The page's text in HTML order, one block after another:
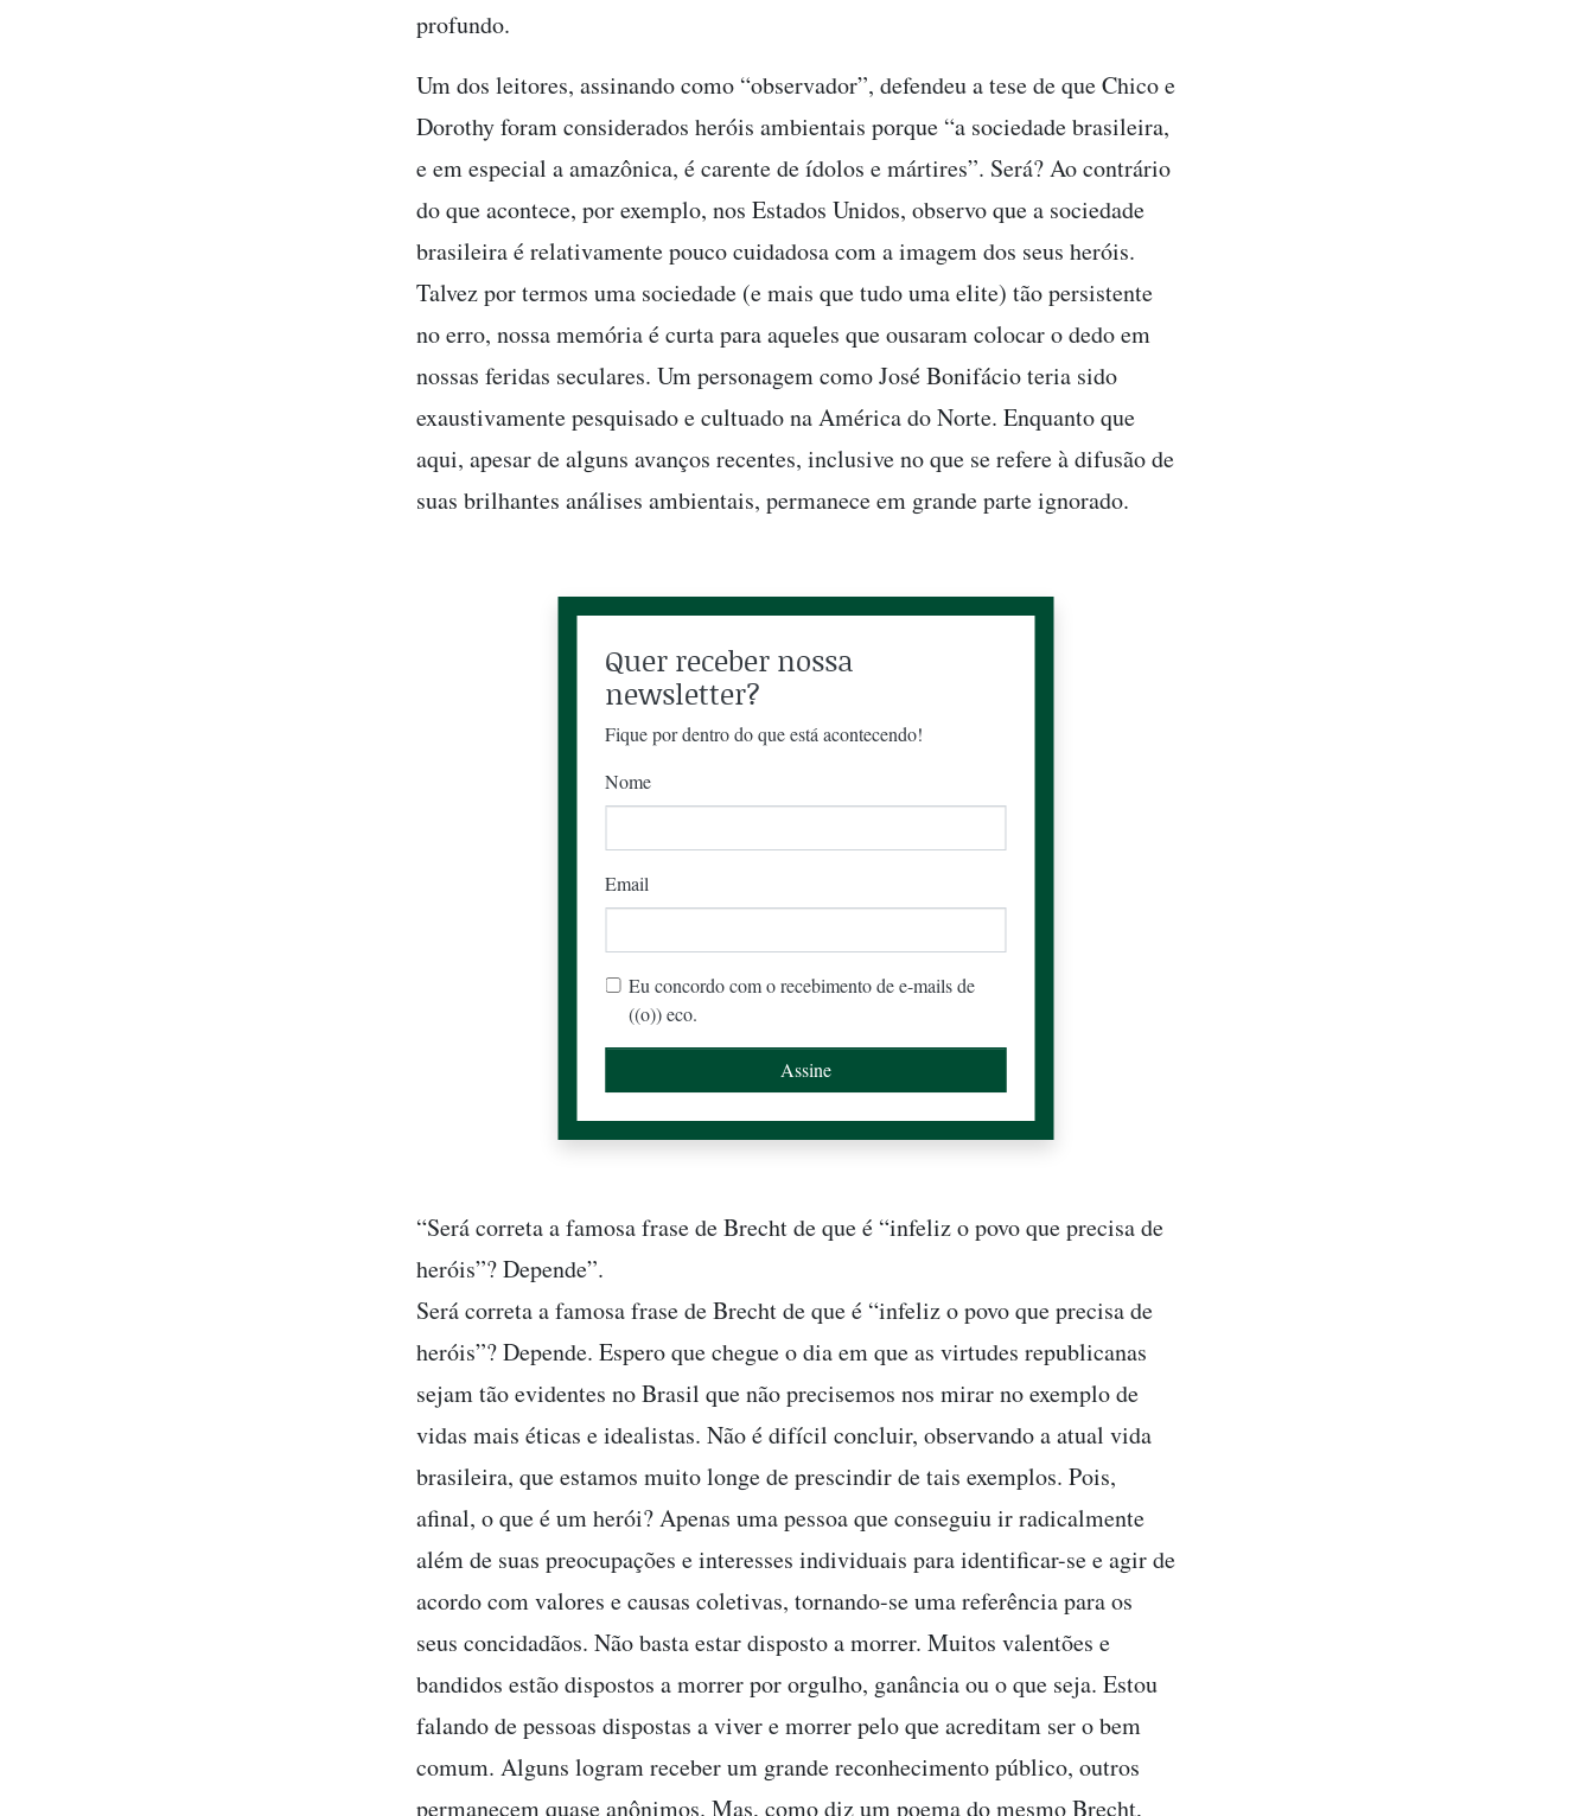
profundo.
Um dos leitores, assinando como “observador”, defendeu a tese de que Chico e
Dorothy foram considerados heróis ambientais porque “a sociedade brasileira,
e em especial a amazônica, é carente de ídolos e mártires”. Será? Ao contrário
do que acontece, por exemplo, nos Estados Unidos, observo que a sociedade
brasileira é relativamente pouco cuidadosa com a imagem dos seus heróis.
Talvez por termos uma sociedade (e mais que tudo uma elite) tão persistente
no erro, nossa memória é curta para aqueles que ousaram colocar o dedo em
nossas feridas seculares. Um personagem como José Bonifácio teria sido
exaustivamente pesquisado e cultuado na América do Norte. Enquanto que
aqui, apesar de alguns avanços recentes, inclusive no que se refere à difusão de
suas brilhantes análises ambientais, permanece em grande parte ignorado.
Quer receber nossa
newsletter?
Fique por dentro do que está acontecendo!
Nome
Email
Eu concordo com o recebimento de e-mails de
((o)) eco.
“Será correta a famosa frase de Brecht de que é “infeliz o povo que precisa de
heróis”? Depende”.
Será correta a famosa frase de Brecht de que é “infeliz o povo que precisa de
heróis”? Depende. Espero que chegue o dia em que as virtudes republicanas
sejam tão evidentes no Brasil que não precisemos nos mirar no exemplo de
vidas mais éticas e idealistas. Não é difícil concluir, observando a atual vida
brasileira, que estamos muito longe de prescindir de tais exemplos. Pois,
afinal, o que é um herói? Apenas uma pessoa que conseguiu ir radicalmente
além de suas preocupações e interesses individuais para identificar-se e agir de
acordo com valores e causas coletivas, tornando-se uma referência para os
seus concidadãos. Não basta estar disposto a morrer. Muitos valentões e
bandidos estão dispostos a morrer por orgulho, ganância ou o que seja. Estou
falando de pessoas dispostas a viver e morrer pelo que acreditam ser o bem
comum. Alguns logram receber um grande reconhecimento público, outros
permanecem quase anônimos. Mas, como diz um poema do mesmo Brecht,